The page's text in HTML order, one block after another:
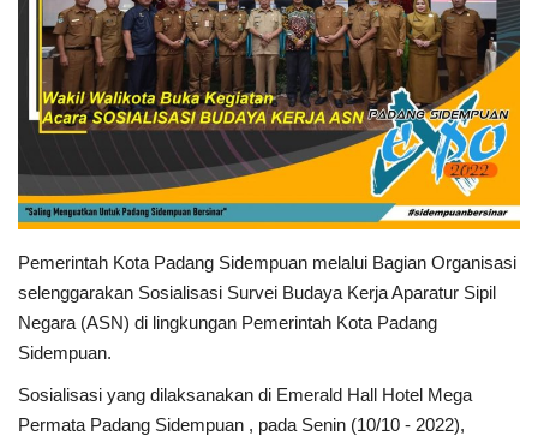
KONTAK
DANA DESA
English INDONESIA
Pemerintah Kota Padang Sidempuan melalui Bagian Organisasi
selenggarakan Sosialisasi Survei Budaya Kerja Aparatur Sipil
Negara (ASN) di lingkungan Pemerintah Kota Padang
Sidempuan.
Sosialisasi yang dilaksanakan di Emerald Hall Hotel Mega
Permata Padang Sidempuan , pada Senin (10/10 - 2022),